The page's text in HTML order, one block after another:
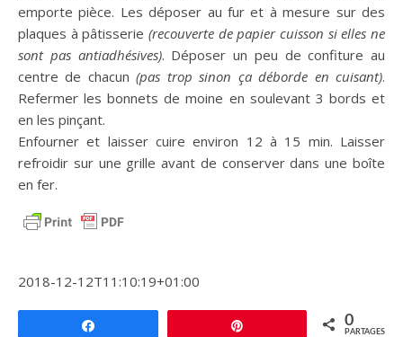
emporte pièce. Les déposer au fur et à mesure sur des
plaques à pâtisserie (recouverte de papier cuisson si elles ne
sont pas antiadhésives). Déposer un peu de confiture au
centre de chacun(pas trop sinon ça déborde en cuisant).
Refermer les bonnets de moine en soulevant 3 bords et
en les pinçant.
Enfourner et laisser cuire environ 12 à 15 min. Laisser
refroidir sur une grille avant de conserver dans une boîte
en fer.
2018-12-12T11:10:19+01:00
0
PARTAGES